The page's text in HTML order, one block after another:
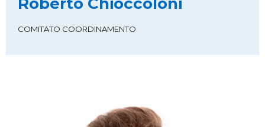
COMITATO COORDINAMENTO